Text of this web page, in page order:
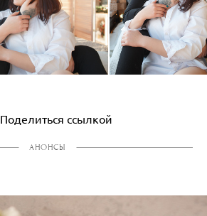
Поделиться ссылкой
АНОНСЫ